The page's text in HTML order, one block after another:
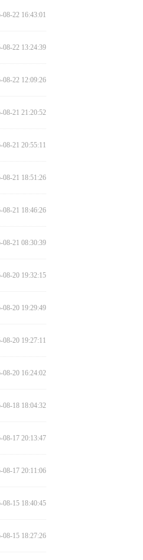
08-22 16:43:01
08-22 13:24:39
08-22 12:09:26
08-21 21:20:52
08-21 20:55:11
08-21 18:51:26
08-21 18:46:26
08-21 08:30:39
08-20 19:32:15
08-20 19:29:49
08-20 19:27:11
08-20 16:24:02
08-18 18:04:32
08-17 20:13:47
08-17 20:11:06
08-15 18:40:45
08-15 18:27:26